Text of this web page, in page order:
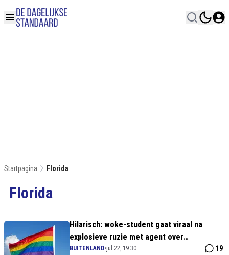
Startpagina Florida
Florida
Hilarisch: woke-student gaat viraal na
explosieve ruzie met agent over
'misgenderen'
BUITENLAND•jul 22, 19:30 19